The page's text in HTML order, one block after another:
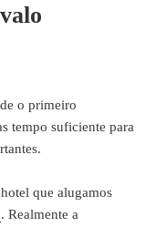
o primeiro
tempo suficiente para
que alugamos
. Realmente a